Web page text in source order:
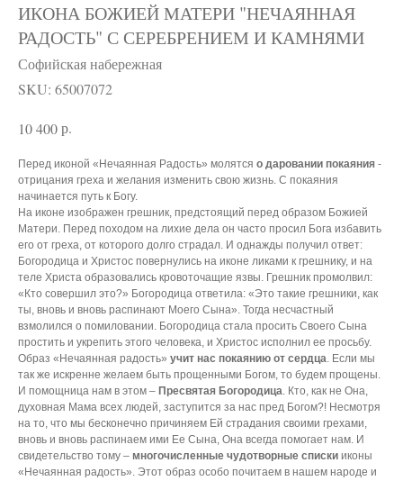
ИКОНА БОЖИЕЙ МАТЕРИ "НЕЧАЯННАЯ
РАДОСТЬ" С СЕРЕБРЕНИЕМ И КАМНЯМИ
Софийская набережная
SKU: 65007072
10 400р.
Перед иконой «Нечаянная Радость» молятся о даровании покаяния -
отрицания греха и желания изменить свою жизнь. С покаяния
начинается путь к Богу.
На иконе изображен грешник, предстоящий перед образом Божией
Матери. Перед походом на лихие дела он часто просил Бога избавить
его от греха, от которого долго страдал. И однажды получил ответ:
Богородица и Христос повернулись на иконе ликами к грешнику, и на
теле Христа образовались кровоточащие язвы. Грешник промолвил:
«Кто совершил это?» Богородица ответила: «Это такие грешники, как
ты, вновь и вновь распинают Моего Сына». Тогда несчастный
взмолился о помиловании. Богородица стала просить Своего Сына
простить и укрепить этого человека, и Христос исполнил ее просьбу.
Образ «Нечаянная радость» учит нас покаянию от сердца. Если мы
так же искренне желаем быть прощенными Богом, то будем прощены.
И помощница нам в этом – Пресвятая Богородица. Кто, как не Она,
духовная Мама всех людей, заступится за нас пред Богом?! Несмотря
на то, что мы бесконечно причиняем Ей страдания своими грехами,
вновь и вновь распинаем ими Ее Сына, Она всегда помогает нам. И
свидетельство тому – многочисленные чудотворные списки иконы
«Нечаянная радость». Этот образ особо почитаем в нашем народе и